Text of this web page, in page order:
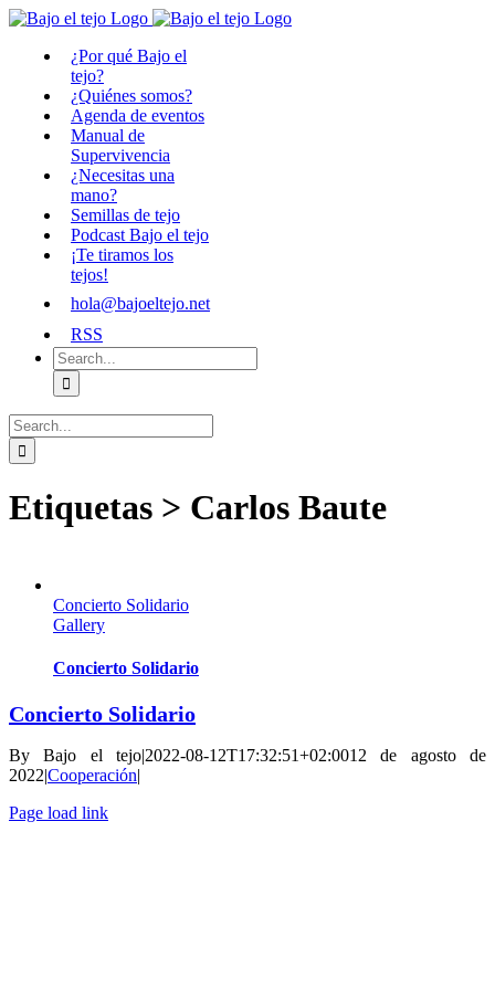
Skip
content
¿Por qué Bajo el
tejo?
¿Quiénes somos?
Agenda de eventos
Manual de
Supervivencia
¿Necesitas una
mano?
Semillas de tejo
Podcast Bajo el tejo
¡Te tiramos los
tejos!
hola@bajoeltejo.net
RSS
Search
for:
Search
for:
Etiquetas > Carlos Baute
Concierto Solidario
Gallery
Concierto Solidario
Concierto Solidario
ByBajo el tejo|2022-08-12T17:32:51+02:0012 de agosto de
2022|Cooperación|
Page load link